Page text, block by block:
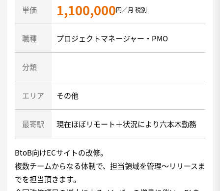
単価 1,100,000円／月 税別
職種 プロジェクトマネージャー・PMO
分類
エリア その他
最寄駅 現在ほぼリモート＋状況により六本木勤務
BtoB向けECサイトの改修。
複数チームからなる体制で、担当領域を管理～リリースま
でを担当頂きます。